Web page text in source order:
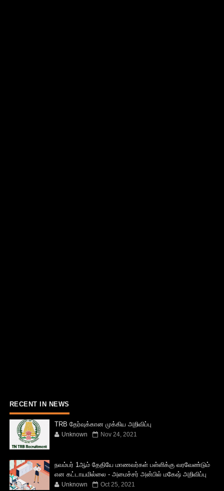
RECENT IN NEWS
TRB தேர்வுக்கான முக்கிய அறிவிப்பு
Unknown Nov 24, 2021
நவம்பர் 1ஆம் தேதியே மாணவர்கள் பள்ளிக்கு வரவேண்டும்
என கட்டாயமில்லை - அமைச்சர் அன்பில் மகேஷ் அறிவிப்பு
Unknown Oct 25, 2021